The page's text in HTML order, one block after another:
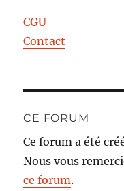
CGU
Contact
CE FORUM
Ce forum a été
Nous vous
ce forum.